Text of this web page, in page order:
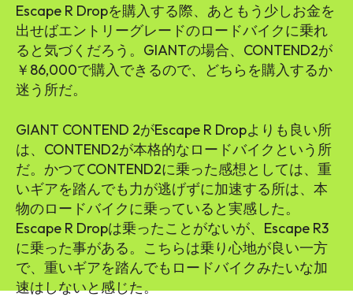
Escape R Dropを購入する際、あともう少しお金を
出せばエントリーグレードのロードバイクに乗れ
ると気づくだろう。GIANTの場合、CONTEND2が
￥86,000で購入できるので、どちらを購入するか
迷う所だ。
GIANT CONTEND 2がEscape R Dropよりも良い所
は、CONTEND2が本格的なロードバイクという所
だ。かつてCONTEND2に乗った感想としては、重
いギアを踏んでも力が逃げずに加速する所は、本
物のロードバイクに乗っていると実感した。
Escape R Dropは乗ったことがないが、Escape R3
に乗った事がある。こちらは乗り心地が良い一方
で、重いギアを踏んでもロードバイクみたいな加
速はしないと感じた。